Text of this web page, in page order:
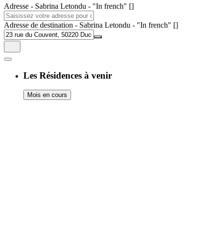
Adresse - Sabrina Letondu - "In french" []
Adresse de destination - Sabrina Letondu - "In french" []
Les Résidences à venir
Mois en cours